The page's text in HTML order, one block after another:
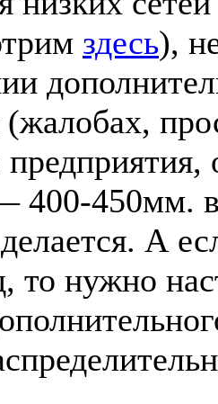
здесь),
(жалобах,
400-450мм.
А
то нужно